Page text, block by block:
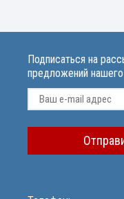
Подписаться на
предложений нашего